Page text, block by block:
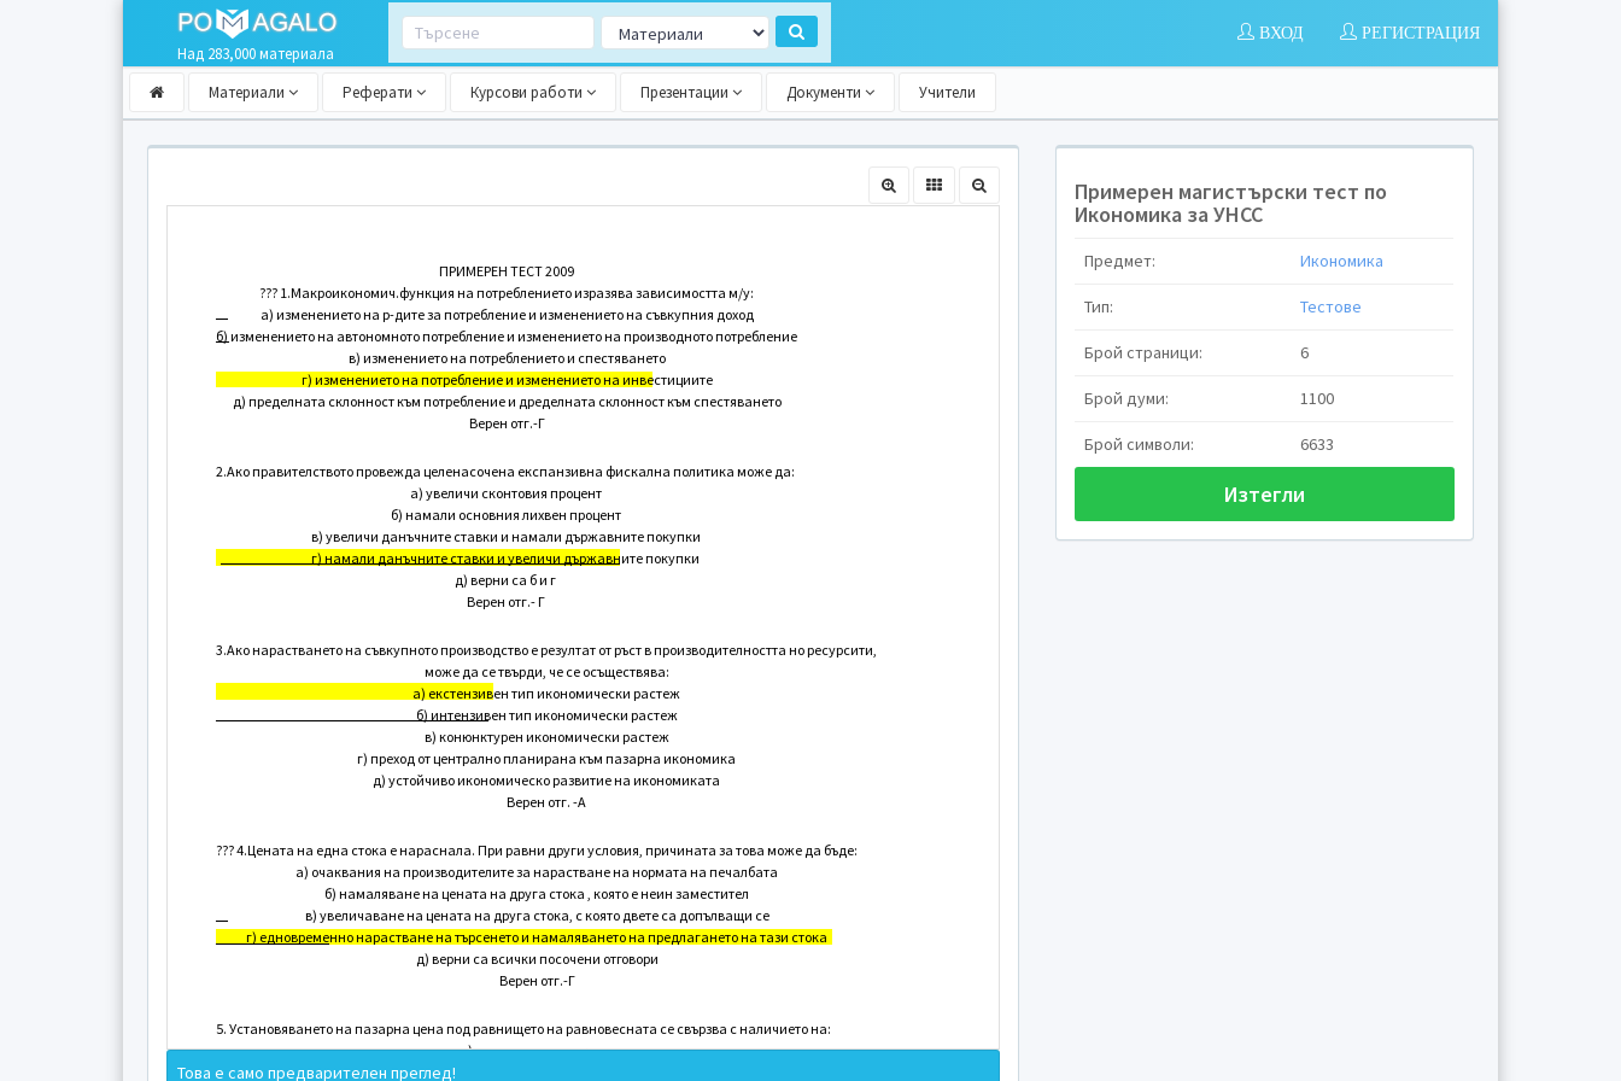
Над 283,000 материала
РЕГИСТРАЦИЯ
ВХОД
Материали Реферати Курсови работи Презентации Документи Учители
ПРИМЕРЕН ТЕСТ 2009
??? 1.Макроикономич.функция на потреблението изразява зависимостта м/у:
а) изменението на р-дите за потребление и изменението на съвкупния доход
б) изменението на автономното потребление и изменението на производното потребление
в) изменението на потреблението и спестяването
г) изменението на потребление и изменението на инвестициите
д) пределната склонност към потребление и дределната склонност към спестяването
Верен отг.-Г
2.Ако правителството провежда целенасочена експанзивна фискална политика може да:
а) увеличи сконтовия процент
б) намали основния лихвен процент
в) увеличи данъчните ставки и намали държавните покупки
г) намали данъчните ставки и увеличи държавните покупки
д) верни са б и г
Верен отг.- Г
3.Ако нарастването на съвкупното производство е резултат от ръст в производителността но ресурсити,
може да се твърди, че се осъществява:
а) екстензивен тип икономически растеж
б) интензивен тип икономически растеж
в) конюнктурен икономически растеж
г) преход от централно планирана към пазарна икономика
д) устойчиво икономическо развитие на икономиката
Верен отг. -А
??? 4.Цената на една стока е нараснала. При равни други условия, причината за това може да бъде:
а) очаквания на производителите за нарастване на нормата на печалбата
б) намаляване на цената на друга стока , която е неин заместител
в) увеличаване на цената на друга стока, с която двете са допълващи се
г) едновременно нарастване на търсенето и намаляването на предлагането на тази стока
д) верни са всички посочени отговори
Верен отг.-Г
5. Установяването на пазарна цена под равнището на равновесната се свързва с наличието на:
а) пазарен излишък
Това е само предварителен преглед!
Примерен магистърски тест по
Икономика за УНСС
Предмет: Икономика
Тип: Тестове
Брой страници: 6
Брой думи: 1100
Брой символи: 6633
Изтегли